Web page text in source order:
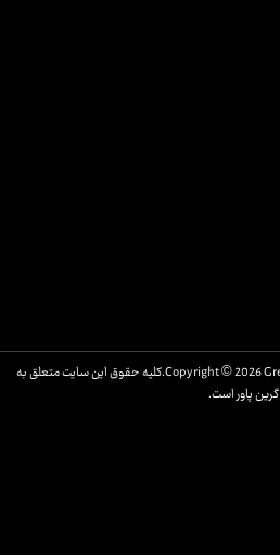
© Copyright © 2026 Green power Co.All Rights Reserved.کلیه حقوق این سایت متعلق به
گرین پاور است.